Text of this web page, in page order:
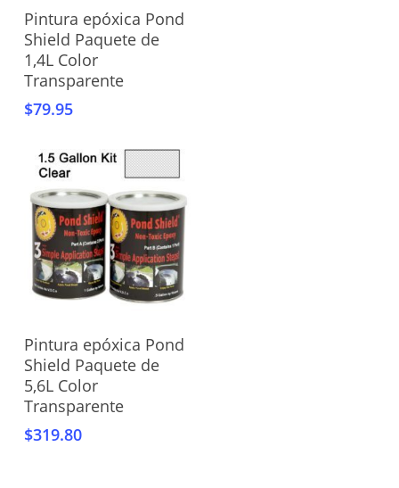
Añadir Al Carrito
Pintura epóxica Pond
Shield Paquete de
1,4L Color
Transparente
$79.95
Añadir Al Carrito
Pintura epóxica Pond
Shield Paquete de
5,6L Color
Transparente
$319.80